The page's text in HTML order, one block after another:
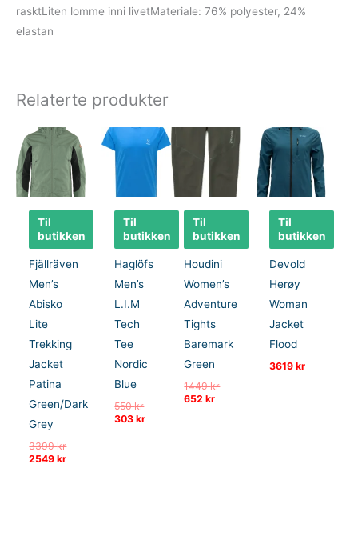
rasktLiten lomme inni livetMateriale: 76% polyester, 24%
elastan
Relaterte produkter
Til
butikken
Fjällräven
Men’s
Abisko
Lite
Trekking
Jacket
Patina
Green/Dark
Grey
3399krOpprinnelig
pris
2549krNåværende
Til
butikken
Haglöfs
Men’s
L.I.M
Tech
Tee
Nordic
Blue
550krOpprinnelig
pris
303krNåværende
Til
butikken
Houdini
Women’s
Adventure
Tights
Baremark
Green
1449krOpprinnelig
652krNåværende
Til
butikken
Devold
Herøy
Woman
Jacket
Flood
3619kr